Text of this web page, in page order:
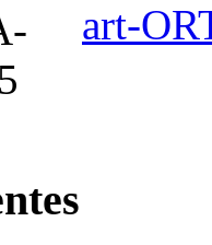
art-